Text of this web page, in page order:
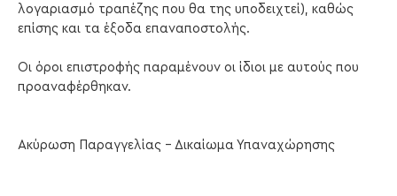
λογαριασμό τραπέζης που θα της υποδειχτεί), καθώς
επίσης και τα έξοδα επαναποστολής.
Οι όροι επιστροφής παραμένουν οι ίδιοι με αυτούς που
προαναφέρθηκαν.
Ακύρωση Παραγγελίας - Δικαίωμα Υπαναχώρησης